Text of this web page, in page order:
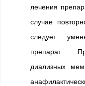
лечения
случае
следует
препарат.
диализных